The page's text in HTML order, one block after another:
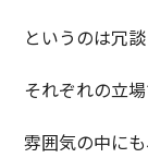
というのは冗
それぞれの立
雰囲気の中に